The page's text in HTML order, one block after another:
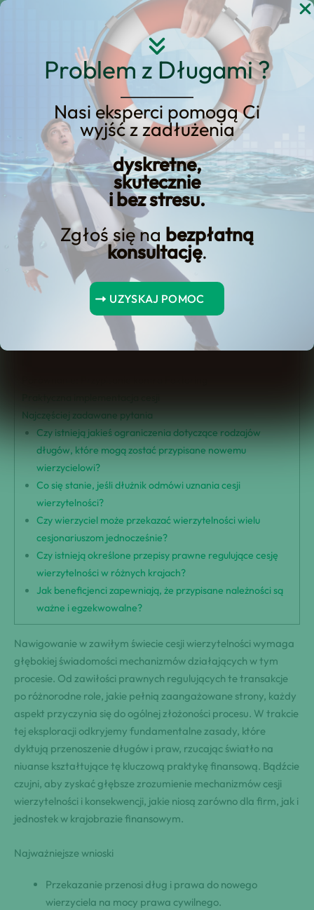
Problem z Długami ?
Nasi eksperci pomogą Ci
wyjść z zadłużenia
dyskretne,
skutecznie
i bez stresu.
Zgłoś się na bezpłatną
konsultację.
UZYSKAJ POMOC
Przejdź
Rozumienie
mechanizmów cesji
wierzytelności
Spis Treści
Najważniejsze wnioski
Ramowy prawny dla cesji wierzytelności
Najczęściej zadawane pytania
Czy istnieją jakieś ograniczenia dotyczące rodzajów
długów, które mogą zostać przypisane nowemu
wierzycielowi?
Co się stanie, jeśli dłużnik odmówi uznania cesji
wierzytelności?
Czy wierzyciel może przekazać wierzytelności wielu
cesjonariuszom jednocześnie?
Czy istnieją określone przepisy prawne regulujące cesję
wierzytelności w różnych krajach?
Jak beneficjenci zapewniają, że przypisane należności są
ważne i egzekwowalne?
Nawigowanie w zawiłym świecie cesji wierzytelności wymaga
głębokiej świadomości mechanizmów działających w tym
procesie. Od zawiłości prawnych regulujących te transakcje
po różnorodne role, jakie pełnią zaangażowane strony, każdy
aspekt przyczynia się do ogólnej złożoności procesu. W trakcie
tej eksploracji odkryjemy fundamentalne zasady, które
dyktują przenoszenie długów i praw, rzucając światło na
niuanse kształtujące tę kluczową praktykę finansową. Bądźcie
czujni, aby zyskać głębsze zrozumienie mechanizmów cesji
wierzytelności i konsekwencji, jakie niosą zarówno dla firm, jak i
jednostek w krajobrazie finansowym.
Najważniejsze wnioski
Przekazanie przenosi dług i prawa do nowego
wierzyciela na mocy prawa cywilnego.